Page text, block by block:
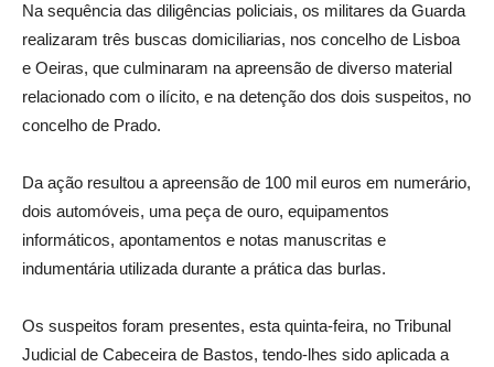
Na sequência das diligências policiais, os militares da Guarda
realizaram três buscas domiciliarias, nos concelho de Lisboa
e Oeiras, que culminaram na apreensão de diverso material
relacionado com o ilícito, e na detenção dos dois suspeitos, no
concelho de Prado.
Da ação resultou a apreensão de 100 mil euros em numerário,
dois automóveis, uma peça de ouro, equipamentos
informáticos, apontamentos e notas manuscritas e
indumentária utilizada durante a prática das burlas.
Os suspeitos foram presentes, esta quinta-feira, no Tribunal
Judicial de Cabeceira de Bastos, tendo-lhes sido aplicada a